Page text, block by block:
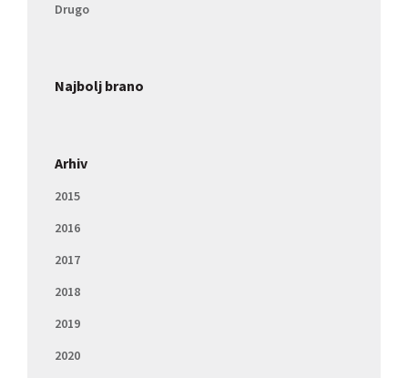
Drugo
Najbolj brano
Arhiv
2015
2016
2017
2018
2019
2020